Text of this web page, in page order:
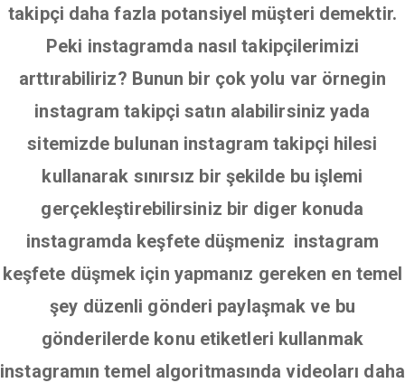
takipçi daha fazla potansiyel müşteri demektir.
Peki instagramda nasıl takipçilerimizi
arttırabiliriz? Bunun bir çok yolu var örnegin
instagram takipçi satın alabilirsiniz yada
sitemizde bulunan instagram takipçi hilesi
kullanarak sınırsız bir şekilde bu işlemi
gerçekleştirebilirsiniz bir diger konuda
instagramda keşfete düşmeniz instagram
keşfete düşmek için yapmanız gereken en temel
şey düzenli gönderi paylaşmak ve bu
gönderilerde konu etiketleri kullanmak
instagramın temel algoritmasında videoları daha